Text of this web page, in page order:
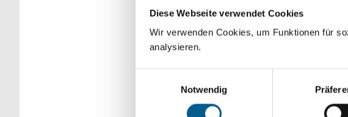
Diese Webseite verwendet Cookies
Wir verwenden Cookies, um Funktionen für
analysieren.
Notwendig
Bitte Suchbegriff eingeben.
verfeinert werden.